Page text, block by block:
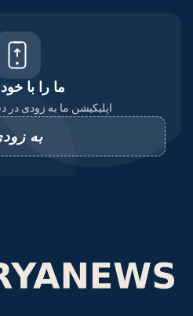
ما را با
اپلیکیشن ما به زودی
به